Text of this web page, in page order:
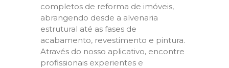
completos de reforma de imóveis,
abrangendo desde a alvenaria
estrutural até as fases de
acabamento, revestimento e pintura.
Através do nosso aplicativo, encontre
profissionais experientes e